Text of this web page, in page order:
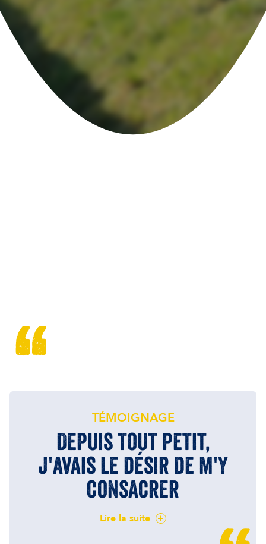
TÉMOIGNAGE
Depuis tout petit,
j'avais le désir de m'y
consacrer
Lire la suite +